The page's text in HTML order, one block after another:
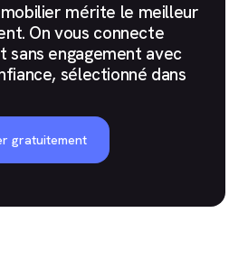
mérite le meilleur
On vous connecte
engagement avec
sélectionné dans
gratuitement